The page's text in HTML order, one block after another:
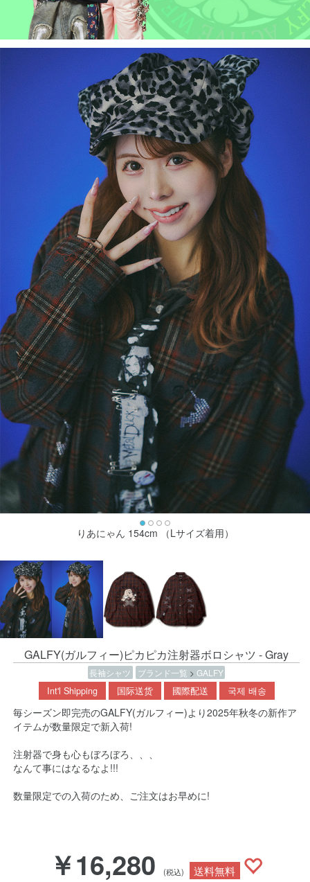
りあにゃん 154cm （Lサイズ着用）
GALFY(ガルフィー)ピカピカ注射器ボロシャツ - Gray
長袖シャツ ブランド一覧 > GALFY
Int'l Shipping 国际送货 國際配送 국제 배송
毎シーズン即完売のGALFY(ガルフィー)より2025年秋冬の新作ア
イテムが数量限定で新入荷!
注射器で身も心もぼろぼろ、、、
なんて事にはなるなよ!!!
数量限定での入荷のため、ご注文はお早めに!
￥16,280 (税込) 送料無料